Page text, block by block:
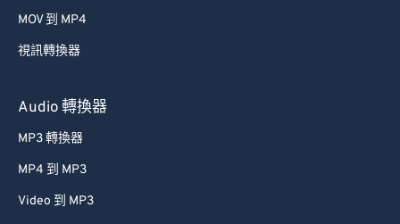
MOV 到 MP4
視訊轉換器
Audio 轉換器
MP3 轉換器
MP4 到 MP3
Video 到 MP3